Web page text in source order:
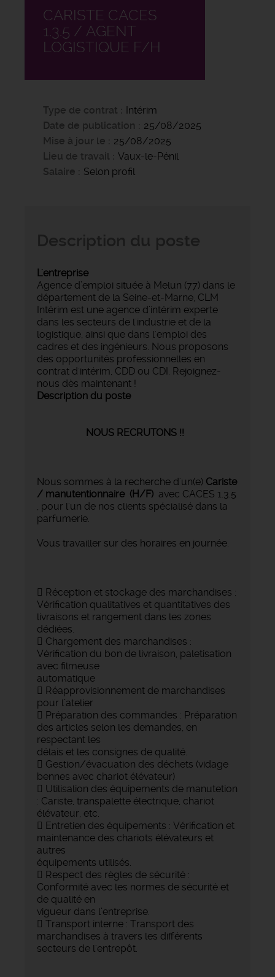
CARISTE CACES
1.3.5 / AGENT
LOGISTIQUE F/H
Type de contrat
Intérim
Date de publication
25/08/2025
Mise à jour le
25/08/2025
Lieu de travail
Vaux-le-Pénil
Salaire
Selon profil
L'entreprise
Agence d’emploi située à Melun (77) dans le
département de la Seine-et-Marne, CLM
Intérim est une agence d’intérim experte
dans les secteurs de l'industrie et de la
logistique, ainsi que dans l'emploi des
cadres et des ingénieurs. Nous proposons
des opportunités professionnelles en
contrat d'intérim, CDD ou CDI. Rejoignez-
nous dès maintenant !
Description du poste
NOUS RECRUTONS !!
Nous sommes à la recherche d'un(e) Cariste
/ manutentionnaire (H/F) avec CACES 1.3.5
, pour l'un de nos clients spécialisé dans la
parfumerie.
Vous travailler sur des horaires en journée.
 Réception et stockage des marchandises :
Vérification qualitatives et quantitatives des
livraisons et rangement dans les zones
dédiées.
 Chargement des marchandises :
Vérification du bon de livraison, paletisation
avec filmeuse
automatique
 Réapprovisionnement de marchandises
pour l’atelier
 Préparation des commandes : Préparation
des articles selon les demandes, en
respectant les
délais et les consignes de qualité.
 Gestion/évacuation des déchets (vidage
bennes avec chariot élévateur)
 Utilisalion des équipements de manutetion
: Cariste, transpalette électrique, chariot
élévateur, etc.
 Entretien des équipements : Vérification et
maintenance des chariots élévateurs et
autres
équipements utilisés.
 Respect des règles de sécurité :
Conformité avec les normes de sécurité et
de qualité en
vigueur dans l’entreprise.
 Transport interne : Transport des
marchandises à travers les différents
secteurs de l'entrepôt.